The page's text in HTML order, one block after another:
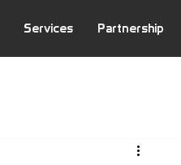
Services Partnership